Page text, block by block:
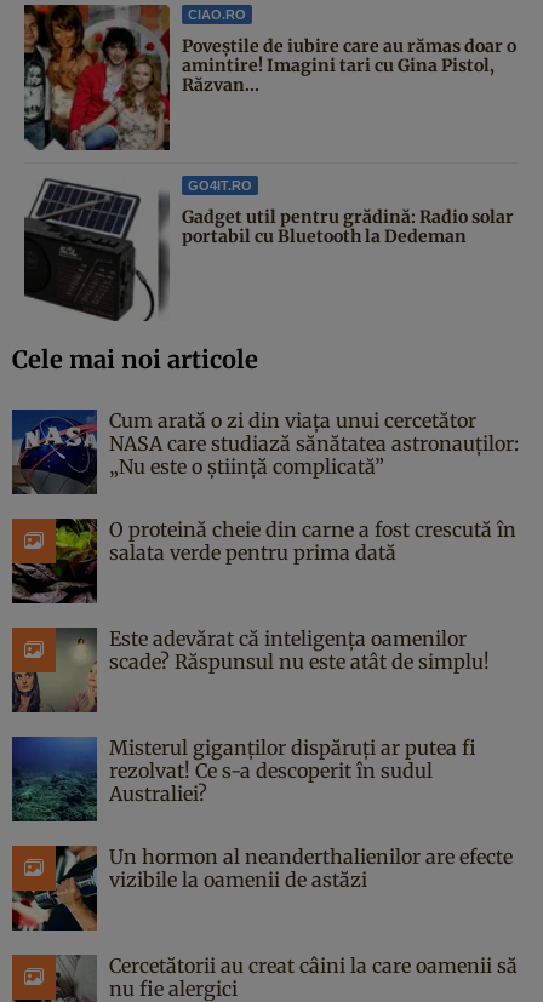
CIAO.RO
Poveştile de iubire care au rămas doar o
amintire! Imagini tari cu Gina Pistol,
Răzvan...
GO4IT.RO
Gadget util pentru grădină: Radio solar
portabil cu Bluetooth la Dedeman
Cele mai noi articole
Cum arată o zi din viața unui cercetător
NASA care studiază sănătatea astronauților:
„Nu este o știință complicată”
O proteină cheie din carne a fost crescută în
salata verde pentru prima dată
Este adevărat că inteligența oamenilor
scade? Răspunsul nu este atât de simplu!
Misterul giganților dispăruți ar putea fi
rezolvat! Ce s-a descoperit în sudul
Australiei?
Un hormon al neanderthalienilor are efecte
vizibile la oamenii de astăzi
Cercetătorii au creat câini la care oamenii să
nu fie alergici